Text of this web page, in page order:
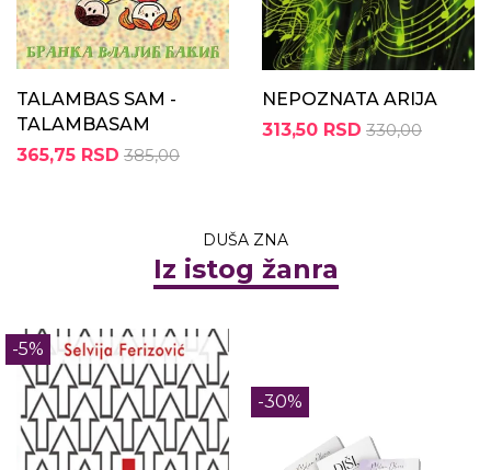
TALAMBAS SAM -
TALAMBASAM
365,75 RSD 385,00
NEPOZNATA ARIJA
313,50 RSD 330,00
DUŠA ZNA
Iz istog žanra
-5%
-30%